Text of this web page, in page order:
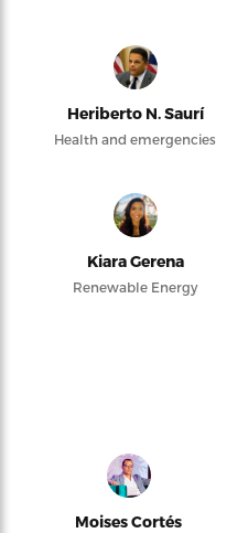
Heriberto N. Saurí
Health and emergencies
Kiara Gerena
Renewable Energy
Moises Cortés